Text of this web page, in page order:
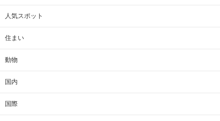
人気スポット
住まい
動物
国内
国際